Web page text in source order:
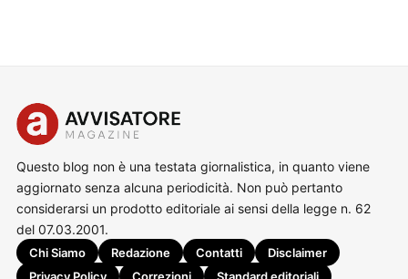
Questo blog non è una testata giornalistica, in quanto viene
aggiornato senza alcuna periodicità. Non può pertanto
considerarsi un prodotto editoriale ai sensi della legge n. 62
del 07.03.2001.
Chi Siamo Redazione Contatti
Disclaimer
Privacy Policy
Correzioni Standard editoriali